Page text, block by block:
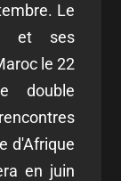
Le
et ses
le 22
double
d'Afrique
en juin